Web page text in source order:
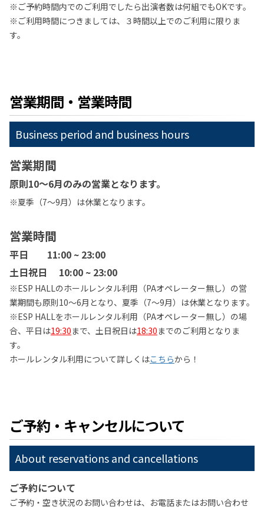
※ご予約時間内でのご利用でしたら出演者数は何組でもOKです。
※ご利用時間につきましては、３時間以上でのご利用に限りま
す。
営業期間・営業時間
Business period and business hours
営業期間
原則10～6月のみの営業となります。
※夏季（7～9月）は休業となります。
営業時間
平日 11:00 ~ 23:00
土日祝日 10:00 ~ 23:00
※ESP HALLのホールレンタル利用（PAオペレーター無し）の営
業期間も原則10～6月となり、夏季（7～9月）は休業となります。
※ESP HALLをホールレンタル利用（PAオペレーター無し）の場
合、平日は19:30まで、土日祝日は18:30までのご利用となりま
す。
ホールレンタル利用について詳しくはこちらから！
ご予約・キャンセルについて
About reservations and cancellations
ご予約について
ご予約・空き状況のお問い合わせは、お電話またはお問い合わせ